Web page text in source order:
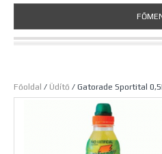
Főoldal / Üdítő / Gatorade Sportital